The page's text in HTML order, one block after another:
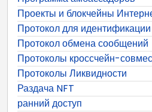
Проекты и блокчейны
Протокол для
Протокол обмена сообщений
Протоколы кроссчейн-
Протоколы Ликвидности
Раздача NFT
ранний доступ